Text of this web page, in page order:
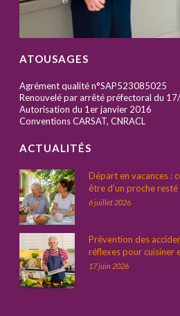
ATOUSAGES
Agrément qualité n°SAP523085025
Renouvelé par arrêté préfectoral du
Autorisation du 1er janvier 2016
Conventions CARSAT, CNRACL
ACTUALITÉS
Départ en vacances :
être d’un proche
6 juillet 2026
Prévention des
réflexes pour cuisiner
17 juin 2026